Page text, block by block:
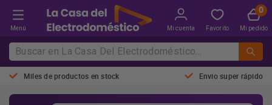
Menú Mi cuenta Favorito Mi pedido
Miles de productos en stock Envio super rápido